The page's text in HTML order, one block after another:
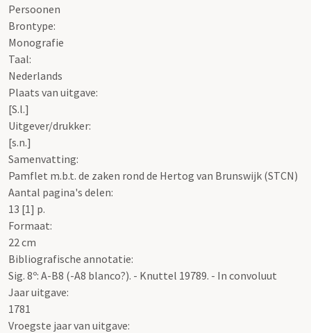
Persoonen
Brontype:
Monografie
Taal:
Nederlands
Plaats van uitgave:
[S.l.]
Uitgever/drukker:
[s.n.]
Samenvatting:
Pamflet m.b.t. de zaken rond de Hertog van Brunswijk (STCN)
Aantal pagina's delen:
13 [1] p.
Formaat:
22 cm
Bibliografische annotatie:
Sig. 8º: A-B8 (-A8 blanco?). - Knuttel 19789. - In convoluut
Jaar uitgave:
1781
Vroegste jaar van uitgave: